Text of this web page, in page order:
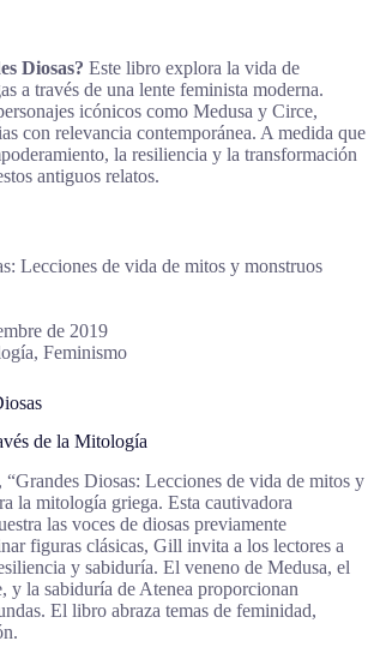
Diosas? Este libro explora la vida de
a través de una lente feminista moderna.
icónicos como Medusa y Circe,
con relevancia contemporánea. A medida que
la resiliencia y la transformación
antiguos relatos.
Lecciones de vida de mitos y monstruos
de 2019
Feminismo
de la Mitología
Diosas: Lecciones de vida de mitos y
la mitología griega. Esta cautivadora
las voces de diosas previamente
figuras clásicas, Gill invita a los lectores a
y sabiduría. El veneno de Medusa, el
y la sabiduría de Atenea proporcionan
El libro abraza temas de feminidad,